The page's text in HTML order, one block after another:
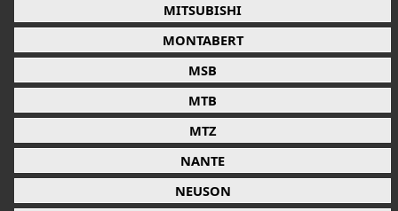
MITSUBISHI
MONTABERT
MSB
MTB
MTZ
NANTE
NEUSON